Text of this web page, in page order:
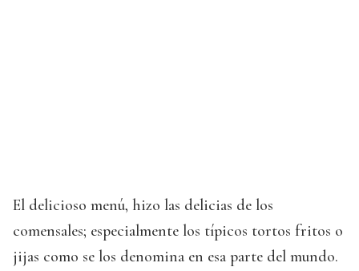
El delicioso menú, hizo las delicias de los
comensales; especialmente los típicos tortos fritos o
jijas como se los denomina en esa parte del mundo.